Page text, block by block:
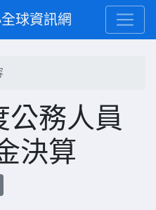
球資訊網
公務人員
決算